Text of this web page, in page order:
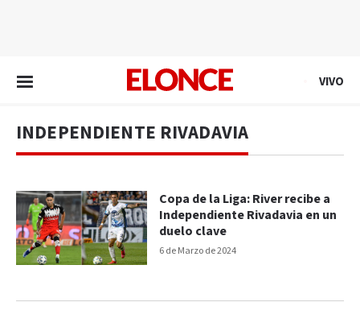
VIVO
INDEPENDIENTE RIVADAVIA
6 de Marzo de 2024
Copa de la Liga: River recibe a
Independiente Rivadavia en un
duelo clave